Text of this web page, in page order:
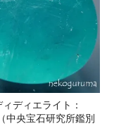
ディエライト：
中央宝石研究所鑑別